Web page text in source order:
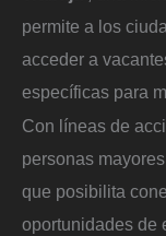
permite a los
acceder a
específicas para
Con líneas de
personas
que posibilita
oportunidades de